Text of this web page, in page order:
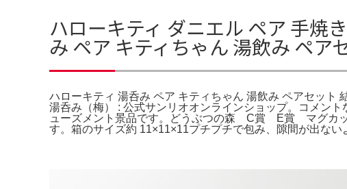
ハローキティ ダニエル ペア 手焼
み ペア キティちゃん 湯飲み ペア
ハローキティ 湯呑み ペア キティちゃん 湯飲み ペアセット
湯呑み（梅） : 公式サンリオオンラインショップ。コメン
ューズメント景品です。どうぶつの森 C賞 E賞 マグカ
す。箱のサイズ約 11×11×11プチプチで包み、隙間が出な